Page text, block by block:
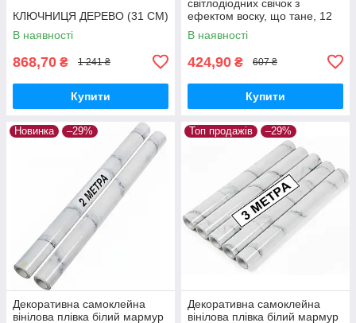
КЛЮЧНИЦЯ ДЕРЕВО (31 СМ)
В наявності
868,70 ₴ 1 241 ₴
Купити
світлодіодних свічок з
ефектом воску, що тане, 12
шт., живлення від батарейок
В наявності
424,90 ₴ 607 ₴
Купити
Новинка –29%
Декоративна самоклейна
вінілова плівка білий мармур
Топ продажів –29%
Декоративна самоклейна
вінілова плівка білий мармур